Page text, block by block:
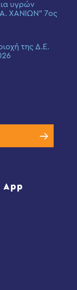
υγρών
ΧΑΝΙΩΝ” 7ος
της Δ.Ε.
App